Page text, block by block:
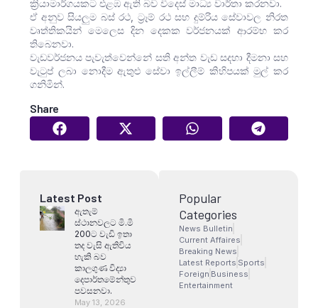
ක්‍රියාමාර්ගයකට එළඹ ඇති බව විදෙස් මාධ්‍ය වාර්තා කරනවා.
ඒ අනුව සියලුම බස් රථ, ට්‍රෑම් රථ සහ දුම්රිය සේවාවල නිරත
වෘත්තිකයින් මෙලෙස දින දෙකක වර්ජනයක් ආරම්භ කර
තිබෙනවා.
වැඩවර්ජනය පැවැත්වෙන්නේ සති අන්ත වැඩ සදහා දීමනා සහ
වැටුප් ලබා නොදීම ඇතුළු සේවා ඉල්ලීම් කිහිපයක් මුල් කර
ගනිමින්.
Share
Latest Post
ඇතැම්
ස්ථානවලට මි.මි
200ට වැඩි ඉතා
තද වැසි ඇතිවිය
හැකි බව
කාලගුණ විද්‍යා
දෙපාර්තමේන්තුව
පවසනවා.
May 13, 2026
Popular
Categories
News Bulletin
Current Affaires
Breaking News
Latest Reports Sports
Foreign Business
Entertainment